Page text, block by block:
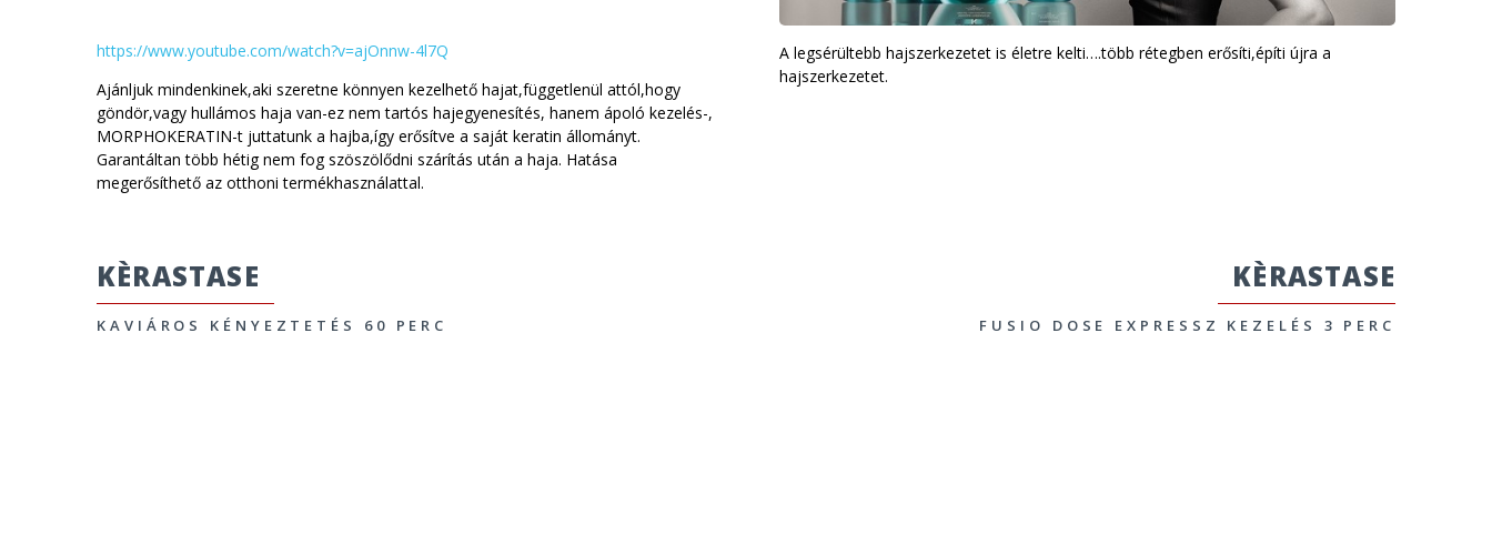
https://www.youtube.com/watch?v=ajOnnw-4l7Q
Ajánljuk mindenkinek,aki szeretne könnyen kezelhető hajat,függetlenül attól,hogy
göndör,vagy hullámos haja van-ez nem tartós hajegyenesítés, hanem ápoló kezelés-,
MORPHOKERATIN-t juttatunk a hajba,így erősítve a saját keratin állományt.
Garantáltan több hétig nem fog szöszölődni szárítás után a haja. Hatása
megerősíthető az otthoni termékhasználattal.
A legsérültebb hajszerkezetet is életre kelti….több rétegben erősíti,építi újra a
hajszerkezetet.
KÈRASTASE
KAVIÁROS KÉNYEZTETÉS 60 PERC
KÈRASTASE
FUSIO DOSE EXPRESSZ KEZELÉS 3 PERC